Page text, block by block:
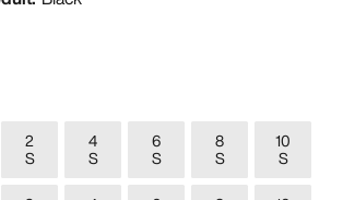
2
S
4
S
6
S
8
S
10
S